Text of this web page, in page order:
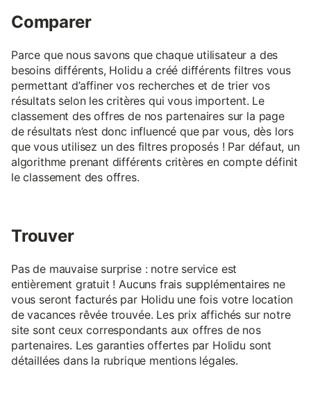
Comparer
Parce que nous savons que chaque utilisateur a des
besoins différents, Holidu a créé différents filtres vous
permettant d’affiner vos recherches et de trier vos
résultats selon les critères qui vous importent. Le
classement des offres de nos partenaires sur la page
de résultats n’est donc influencé que par vous, dès lors
que vous utilisez un des filtres proposés ! Par défaut, un
algorithme prenant différents critères en compte définit
le classement des offres.
Trouver
Pas de mauvaise surprise : notre service est
entièrement gratuit ! Aucuns frais supplémentaires ne
vous seront facturés par Holidu une fois votre location
de vacances rêvée trouvée. Les prix affichés sur notre
site sont ceux correspondants aux offres de nos
partenaires. Les garanties offertes par Holidu sont
détaillées dans la rubrique mentions légales.